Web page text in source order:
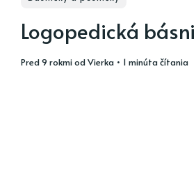
Logopedická
pred 9 rokmiodVierka • 1 minúta čítania